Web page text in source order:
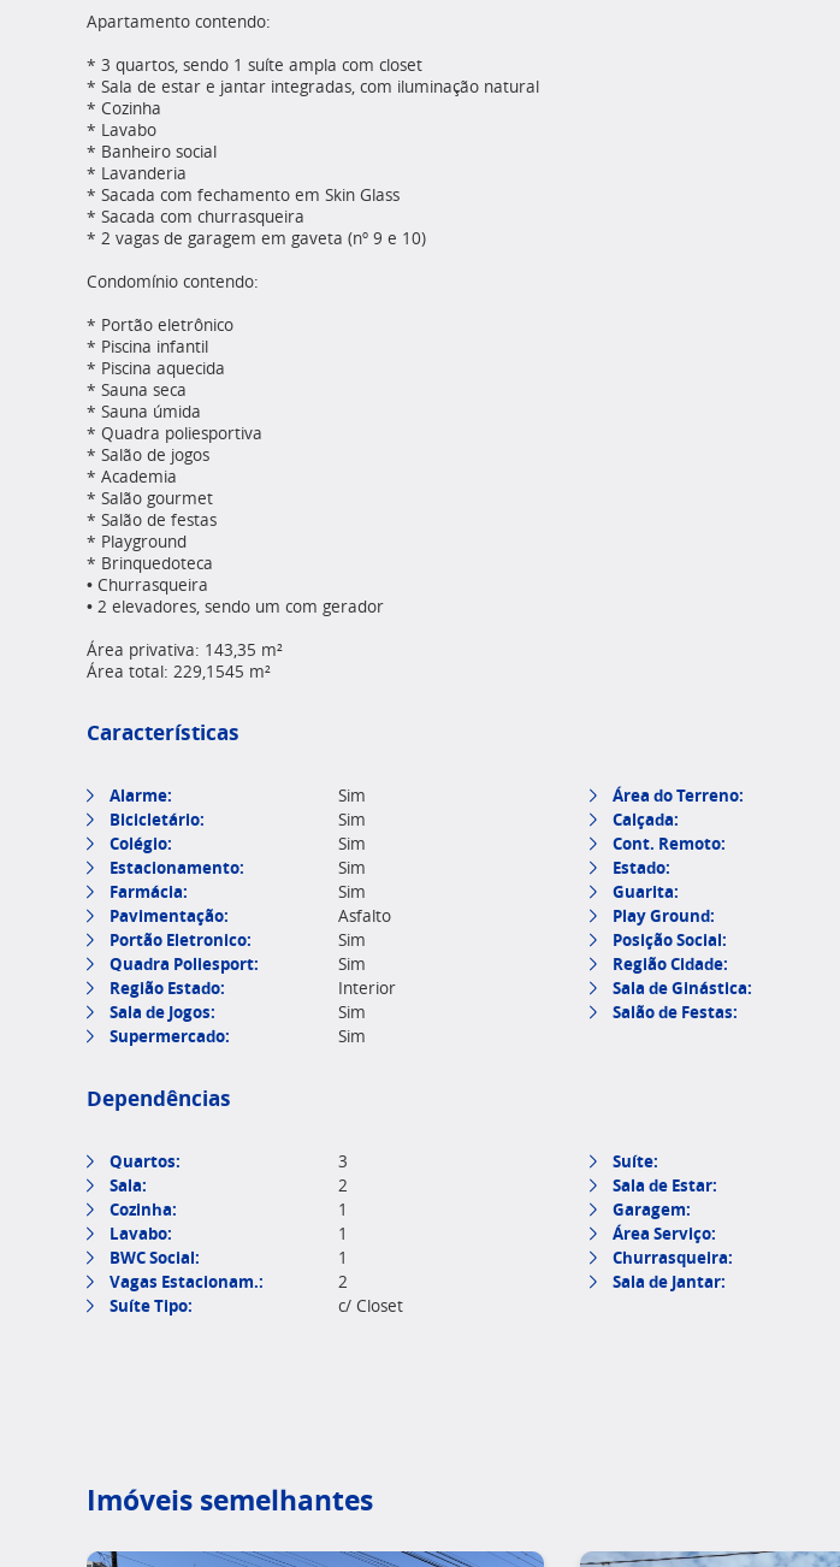
Apartamento contendo:
* 3 quartos, sendo 1 suíte ampla com closet
* Sala de estar e jantar integradas, com iluminação natural
* Cozinha
* Lavabo
* Banheiro social
* Lavanderia
* Sacada com fechamento em Skin Glass
* Sacada com churrasqueira
* 2 vagas de garagem em gaveta (nº 9 e 10)
Condomínio contendo:
* Portão eletrônico
* Piscina infantil
* Piscina aquecida
* Sauna seca
* Sauna úmida
* Quadra poliesportiva
* Salão de jogos
* Academia
* Salão gourmet
* Salão de festas
* Playground
* Brinquedoteca
• Churrasqueira
• 2 elevadores, sendo um com gerador
Área privativa: 143,35 m²
Área total: 229,1545 m²
Características
Alarme: Sim Área do Terreno:
Bicicletário: Sim Calçada:
Colégio: Sim Cont. Remoto:
Estacionamento: Sim Estado:
Farmácia: Sim Guarita:
Pavimentação: Asfalto Play Ground:
Portão Eletronico: Sim Posição Social:
Quadra Poliesport: Sim Região Cidade:
Região Estado: Interior Sala de Ginástica:
Sala de Jogos: Sim Salão de Festas:
Supermercado: Sim
Dependências
Quartos: 3 Suíte:
Sala: 2 Sala de Estar:
Cozinha: 1 Garagem:
Lavabo: 1 Área Serviço:
BWC Social: 1 Churrasqueira:
Vagas Estacionam.: 2 Sala de Jantar:
Suíte Tipo: c/ Closet
Imóveis semelhantes